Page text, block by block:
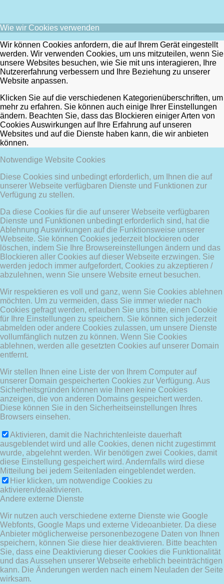
Wie wir Cookies verwenden
Wir können Cookies anfordern, die auf Ihrem Gerät eingestellt
werden. Wir verwenden Cookies, um uns mitzuteilen, wenn Sie
unsere Websites besuchen, wie Sie mit uns interagieren, Ihre
Nutzererfahrung verbessern und Ihre Beziehung zu unserer
Website anpassen.
Klicken Sie auf die verschiedenen Kategorienüberschriften, um
mehr zu erfahren. Sie können auch einige Ihrer Einstellungen
ändern. Beachten Sie, dass das Blockieren einiger Arten von
Cookies Auswirkungen auf Ihre Erfahrung auf unseren
Websites und auf die Dienste haben kann, die wir anbieten
können.
Notwendige Website Cookies
Diese Cookies sind unbedingt erforderlich, um Ihnen die auf
unserer Webseite verfügbaren Dienste und Funktionen zur
Verfügung zu stellen.
Da diese Cookies für die auf unserer Webseite verfügbaren
Dienste und Funktionen unbedingt erforderlich sind, hat die
Ablehnung Auswirkungen auf die Funktionsweise unserer
Webseite. Sie können Cookies jederzeit blockieren oder
löschen, indem Sie Ihre Browsereinstellungen ändern und das
Blockieren aller Cookies auf dieser Webseite erzwingen. Sie
werden jedoch immer aufgefordert, Cookies zu akzeptieren /
abzulehnen, wenn Sie unsere Website erneut besuchen.
Wir respektieren es voll und ganz, wenn Sie Cookies ablehnen
möchten. Um zu vermeiden, dass Sie immer wieder nach
Cookies gefragt werden, erlauben Sie uns bitte, einen Cookie
für Ihre Einstellungen zu speichern. Sie können sich jederzeit
abmelden oder andere Cookies zulassen, um unsere Dienste
vollumfänglich nutzen zu können. Wenn Sie Cookies
ablehnen, werden alle gesetzten Cookies auf unserer Domain
entfernt.
Wir stellen Ihnen eine Liste der von Ihrem Computer auf
unserer Domain gespeicherten Cookies zur Verfügung. Aus
Sicherheitsgründen können wie Ihnen keine Cookies
anzeigen, die von anderen Domains gespeichert werden.
Diese können Sie in den Sicherheitseinstellungen Ihres
Browsers einsehen.
Aktivieren, damit die Nachrichtenleiste dauerhaft
ausgeblendet wird und alle Cookies, denen nicht zugestimmt
wurde, abgelehnt werden. Wir benötigen zwei Cookies, damit
diese Einstellung gespeichert wird. Andernfalls wird diese
Mitteilung bei jedem Seitenladen eingeblendet werden.
Hier klicken, um notwendige Cookies zu
aktivieren/deaktivieren.
Andere externe Dienste
Wir nutzen auch verschiedene externe Dienste wie Google
Webfonts, Google Maps und externe Videoanbieter. Da diese
Anbieter möglicherweise personenbezogene Daten von Ihnen
speichern, können Sie diese hier deaktivieren. Bitte beachten
Sie, dass eine Deaktivierung dieser Cookies die Funktionalität
und das Aussehen unserer Webseite erheblich beeinträchtigen
kann. Die Änderungen werden nach einem Neuladen der Seite
wirksam.